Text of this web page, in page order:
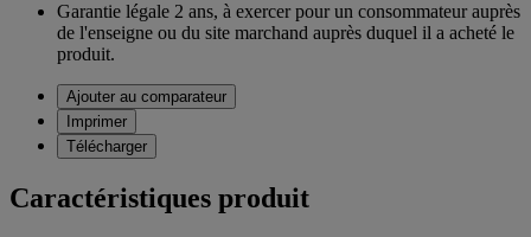
Garantie légale 2 ans, à exercer pour un consommateur auprès
de l'enseigne ou du site marchand auprès duquel il a acheté le
produit.
Ajouter au comparateur
Imprimer
Télécharger
Caractéristiques produit